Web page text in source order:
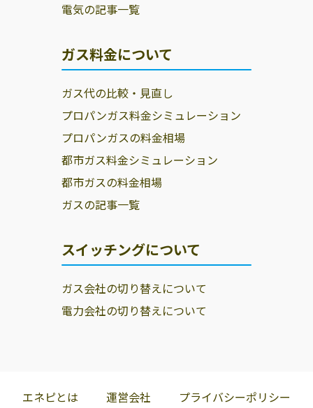
電気の記事一覧
ガス料金について
ガス代の比較・見直し
プロパンガス料金シミュレーション
プロパンガスの料金相場
都市ガス料金シミュレーション
都市ガスの料金相場
ガスの記事一覧
スイッチングについて
ガス会社の切り替えについて
電力会社の切り替えについて
エネピとは 運営会社 プライバシーポリシー